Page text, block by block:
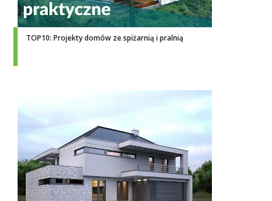
TOP10: Projekty domów ze spiżarnią i pralnią